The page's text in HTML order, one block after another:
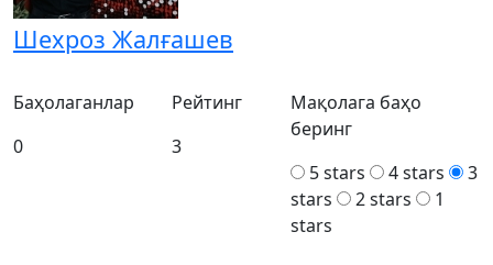
Шехроз Жалғашев
Баҳолаганлар
0
Рейтинг
3
Мақолага баҳо
беринг
5 stars
4 stars
3
stars
2 stars
1
stars